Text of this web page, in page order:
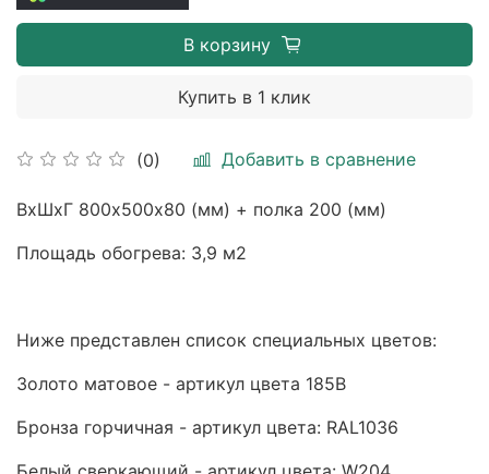
(0) Добавить в сравнение
В корзину
Купить в 1 клик
ВхШхГ 800х500х80 (мм) + полка 200 (мм)
Площадь обогрева: 3,9 м2
Ниже представлен список специальных цветов:
Золото матовое - артикул цвета 185B
Бронза горчичная - артикул цвета: RAL1036